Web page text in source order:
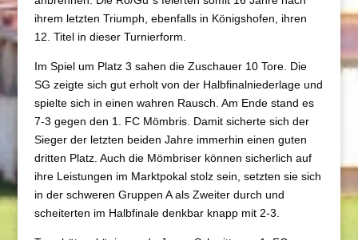
ihrem letzten Triumph, ebenfalls in Königshofen, ihren
12. Titel in dieser Turnierform.
Im Spiel um Platz 3 sahen die Zuschauer 10 Tore. Die
SG zeigte sich gut erholt von der Halbfinalniederlage und
spielte sich in einen wahren Rausch. Am Ende stand es
7-3 gegen den 1. FC Mömbris. Damit sicherte sich der
Sieger der letzten beiden Jahre immerhin einen guten
dritten Platz. Auch die Mömbriser können sicherlich auf
ihre Leistungen im Marktpokal stolz sein, setzten sie sich
in der schweren Gruppen A als Zweiter durch und
scheiterten im Halbfinale denkbar knapp mit 2-3.